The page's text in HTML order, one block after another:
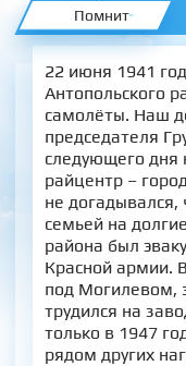
Помнит
22 июня 1941
Антопольского
самолёты. Наш
председателя
следующего дня
райцентр –
не догадывался,
семьей на
района был
Красной армии.
под Могилевом,
трудился на
только в 1947
рядом других